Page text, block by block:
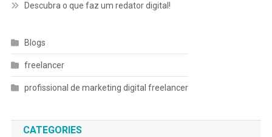
Descubra o que faz um redator digital!
Blogs
freelancer
profissional de marketing digital freelancer
CATEGORIES